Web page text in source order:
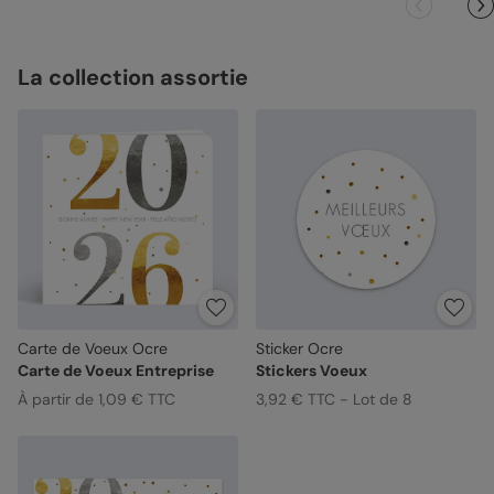
La collection assortie
Carte de Voeux Ocre
Carte de Voeux Entreprise
À partir de 1,09 € TTC
Sticker Ocre
Stickers Voeux
3,92 € TTC - Lot de 8